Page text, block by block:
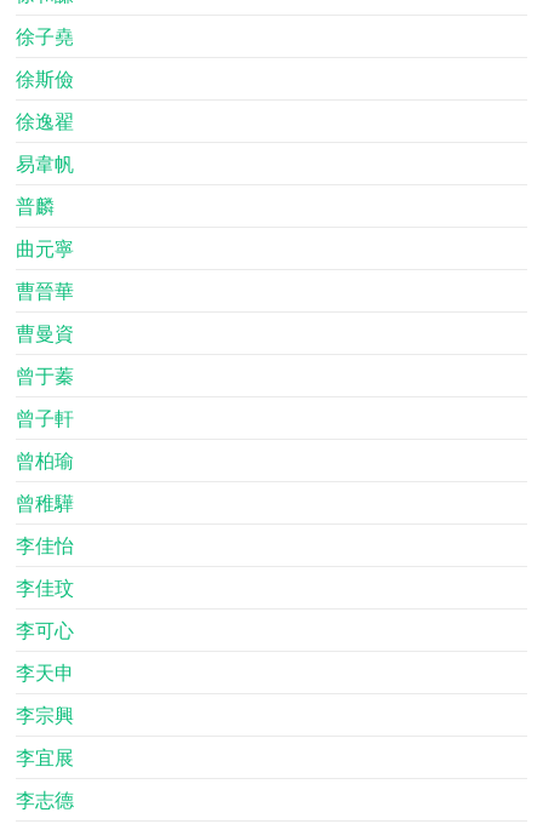
徐子堯
徐斯儉
徐逸翟
易韋帆
普麟
曲元寧
曹晉華
曹曼資
曾于蓁
曾子軒
曾柏瑜
曾稚驊
李佳怡
李佳玟
李可心
李天申
李宗興
李宜展
李志德